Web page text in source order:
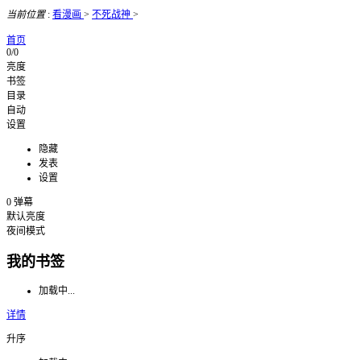
当前位置: 看漫画 > 不死战神 >
首页
0/0
亮度
书签
目录
自动
设置
隐藏
发表
设置
0 弹幕
默认亮度
夜间模式
我的书签
加载中...
详情
升序